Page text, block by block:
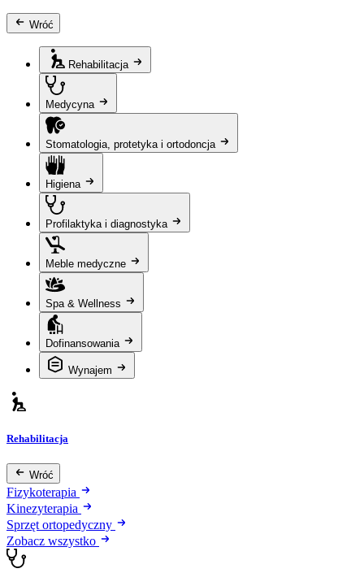
Wróć
Rehabilitacja
Medycyna
Stomatologia, protetyka i ortodoncja
Higiena
Profilaktyka i diagnostyka
Meble medyczne
Spa & Wellness
Dofinansowania
Wynajem
Rehabilitacja
Wróć
Fizykoterapia
Kinezyterapia
Sprzęt ortopedyczny
Zobacz wszystko